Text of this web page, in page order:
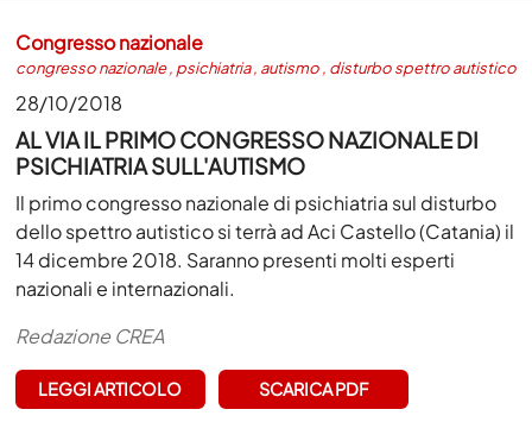
Congresso nazionale
congresso nazionale, psichiatria, autismo, disturbo spettro autistico
28/10/2018
AL VIA IL PRIMO CONGRESSO NAZIONALE DI
PSICHIATRIA SULL'AUTISMO
Il primo congresso nazionale di psichiatria sul disturbo
dello spettro autistico si terrà ad Aci Castello (Catania) il
14 dicembre 2018. Saranno presenti molti esperti
nazionali e internazionali.
Redazione CREA
LEGGI ARTICOLO SCARICA PDF